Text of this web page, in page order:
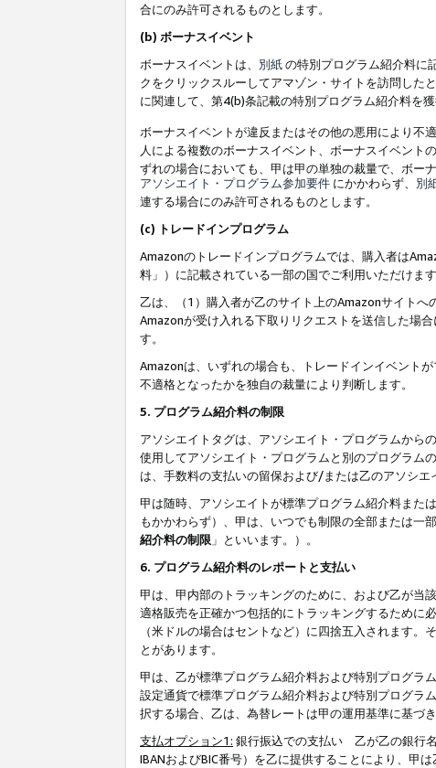
合にのみ許可されるものとします。
(b) ボーナスイベント
ボーナスイベントは、 別紙の特別プログラム紹介料に
クをクリックスルーしてアマゾン・サイトを訪問した
に関連して、第4(b)条記載の特別プログラム紹介料を獲
ボーナスイベントが違反またはその他の悪用により不
人による複数のボーナスイベント、ボーナスイベン
ずれの場合においても、甲は甲の単独の裁量で、ボー
アソシエイト・プログラム参加要件 にかかわらず、 別
連する場合にのみ許可されるものとします。
(c) トレードインプログラム
Amazonのトレードインプログラムでは、購入者は
料」）に記載されている一部の国でご利用いただけます
乙は、（1）購入者が乙のサイト上のAmazonサイトへ
Amazonが受け入れる下取りリクエストを送信した場
す。
Amazonは、いずれの場合も、トレードインイベント
不適格となったかを独自の裁量により判断します。
5. プログラム紹介料の制限
アソシエイトタグは、アソシエイト・プログラムから
使用してアソシエイト・プログラムと別のプログラム
は、手数料の支払いの留保および/または乙のアソシエ
甲は随時、アソシエイトが標準プログラム紹介料また
もかかわらず）、甲は、いつでも制限の全部または一
紹介料の制限 」といいます。）。
6. プログラム紹介料のレポートと支払い
甲は、甲内部のトラッキングのために、および乙が当
適格販売を正確かつ包括的にトラッキングするために
（米ドルの場合はセントなど）に四捨五入されます
とがあります。
甲は、乙が標準プログラム紹介料および特別プログラ
設定通貨で標準プログラム紹介料および特別プログラ
択する場合、乙は、為替レートは甲の運用基準に基づ
支払オプション1: 銀行振込での支払い 乙が乙の銀行名
IBANおよびBIC番号）を乙に提供することにより、甲